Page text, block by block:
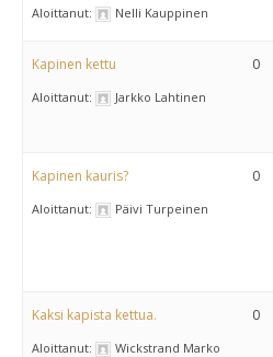
Aloittanut: Nelli Kauppinen
Kapinen kettu
Aloittanut: Jarkko Lahtinen
0
Kapinen kauris?
Aloittanut: Päivi Turpeinen
0
Kaksi kapista kettua.
Aloittanut: Wickstrand Marko
0